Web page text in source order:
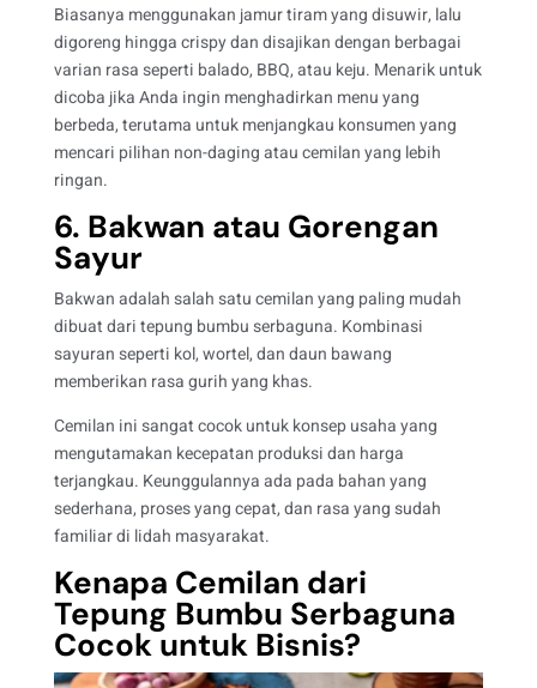
Biasanya menggunakan jamur tiram yang disuwir, lalu
digoreng hingga crispy dan disajikan dengan berbagai
varian rasa seperti balado, BBQ, atau keju. Menarik untuk
dicoba jika Anda ingin menghadirkan menu yang
berbeda, terutama untuk menjangkau konsumen yang
mencari pilihan non-daging atau cemilan yang lebih
ringan.
6. Bakwan atau Gorengan
Sayur
Bakwan adalah salah satu cemilan yang paling mudah
dibuat dari tepung bumbu serbaguna. Kombinasi
sayuran seperti kol, wortel, dan daun bawang
memberikan rasa gurih yang khas.
Cemilan ini sangat cocok untuk konsep usaha yang
mengutamakan kecepatan produksi dan harga
terjangkau. Keunggulannya ada pada bahan yang
sederhana, proses yang cepat, dan rasa yang sudah
familiar di lidah masyarakat.
Kenapa Cemilan dari
Tepung Bumbu Serbaguna
Cocok untuk Bisnis?